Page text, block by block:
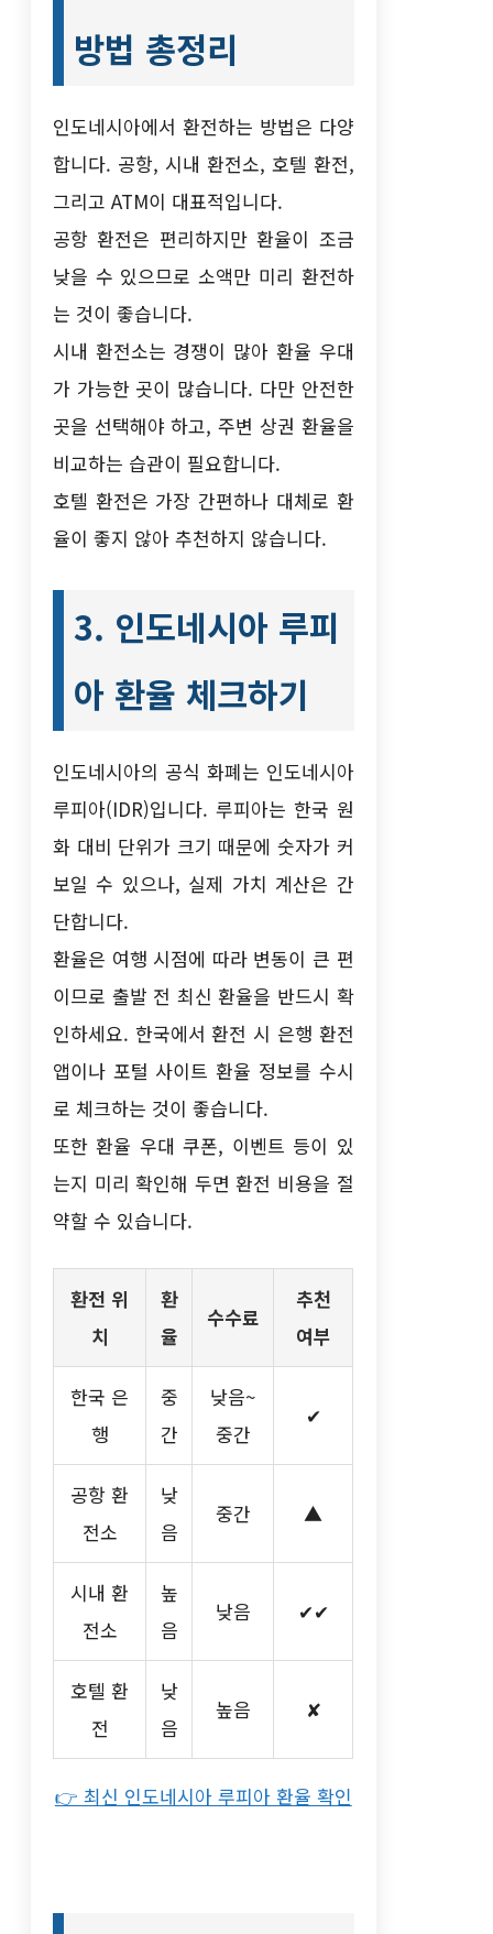
방법 총정리
인도네시아에서 환전하는 방법은 다양
합니다. 공항, 시내 환전소, 호텔 환전,
그리고 ATM이 대표적입니다.
공항 환전은 편리하지만 환율이 조금
낮을 수 있으므로 소액만 미리 환전하
는 것이 좋습니다.
시내 환전소는 경쟁이 많아 환율 우대
가 가능한 곳이 많습니다. 다만 안전한
곳을 선택해야 하고, 주변 상권 환율을
비교하는 습관이 필요합니다.
호텔 환전은 가장 간편하나 대체로 환
율이 좋지 않아 추천하지 않습니다.
3. 인도네시아 루피
아 환율 체크하기
인도네시아의 공식 화폐는 인도네시아
루피아(IDR)입니다. 루피아는 한국 원
화 대비 단위가 크기 때문에 숫자가 커
보일 수 있으나, 실제 가치 계산은 간
단합니다.
환율은 여행 시점에 따라 변동이 큰 편
이므로 출발 전 최신 환율을 반드시 확
인하세요. 한국에서 환전 시 은행 환전
앱이나 포털 사이트 환율 정보를 수시
로 체크하는 것이 좋습니다.
또한 환율 우대 쿠폰, 이벤트 등이 있
는지 미리 확인해 두면 환전 비용을 절
약할 수 있습니다.
환전 위
치
환
율
수수료
추천
여부
한국 은
행
중
간
낮음~
중간
✔
공항 환
전소
낮
음
중간 ▲
시내 환
전소
높
음
낮음 ✔✔
호텔 환
전
낮
음
높음 ✘
👉 최신 인도네시아 루피아 환율 확인